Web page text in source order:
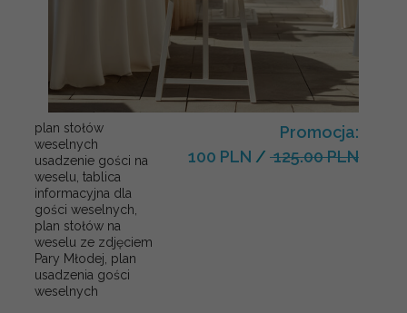
plan stołów
weselnych
usadzenie gości na
weselu, tablica
informacyjna dla
gości weselnych,
plan stołów na
weselu ze zdjęciem
Pary Młodej, plan
usadzenia gości
weselnych
Promocja:
100 PLN / 125.00 PLN